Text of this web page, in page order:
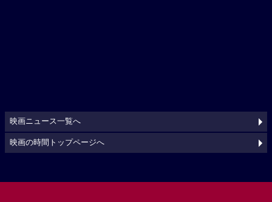
映画ニュース一覧へ
映画の時間トップページへ